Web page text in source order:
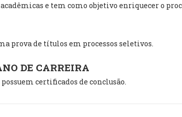
e tem como objetivo enriquecer o
prova de títulos em processos seletivos.
DE CARREIRA
certificados de conclusão.